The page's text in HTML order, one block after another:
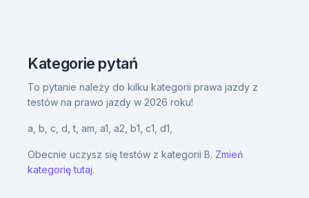
Kategorie pytań
To pytanie należy do kilku kategorii prawa jazdy z
testów na prawo jazdy w 2026 roku!
a, b, c, d,t, am, a1, a2, b1, c1, d1,
Obecnie uczysz się testów z kategorii B. Zmień
kategorię tutaj.